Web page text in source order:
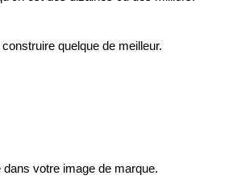
quelque de meilleur.
votre image de marque.